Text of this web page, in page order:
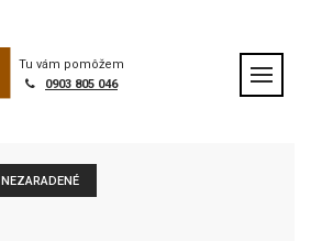
Tu vám pomôžem
0903 805 046
NEZARADENÉ